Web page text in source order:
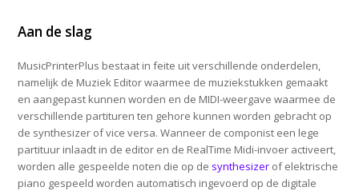
Aan de slag
MusicPrinterPlus bestaat in feite uit verschillende onderdelen,
namelijk de Muziek Editor waarmee de muziekstukken gemaakt
en aangepast kunnen worden en de MIDI-weergave waarmee de
verschillende partituren ten gehore kunnen worden gebracht op
de synthesizer of vice versa. Wanneer de componist een lege
partituur inlaadt in de editor en de RealTime Midi-invoer activeert,
worden alle gespeelde noten die op de synthesizer of elektrische
piano gespeeld worden automatisch ingevoerd op de digitale